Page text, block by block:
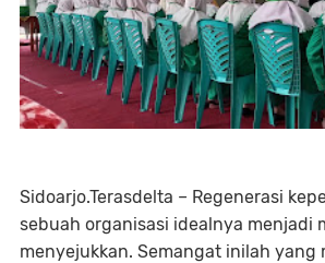
‎Sidoarjo.Terasdelta – Regenerasi
sebuah organisasi idealnya menjadi
menyejukkan. Semangat inilah yang